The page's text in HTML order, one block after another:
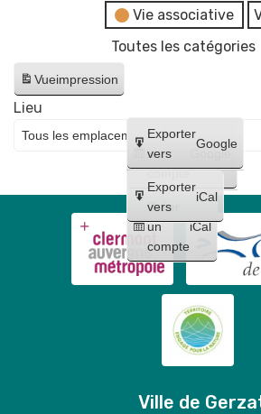
dessinatrice
Vie associative
Toutes les catégories
Vueimpression
Créer
un
compte
Google
Créer
un
compte
iCal
Exporter
vers
Google
Exporter
vers
iCal
Lieu
Ville de